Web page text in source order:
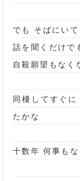
でも そばにいて
話を聞くだけで
自殺願望もなく
同棲してすぐ
たかな
十数年 何事も